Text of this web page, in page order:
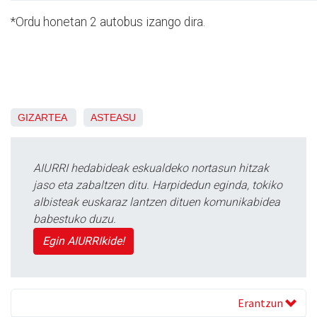
*Ordu honetan 2 autobus izango dira.
GIZARTEA ASTEASU
AIURRI hedabideak eskualdeko nortasun hitzak
jaso eta zabaltzen ditu. Harpidedun eginda, tokiko
albisteak euskaraz lantzen dituen komunikabidea
babestuko duzu.
Egin AIURRIkide!
Erantzun